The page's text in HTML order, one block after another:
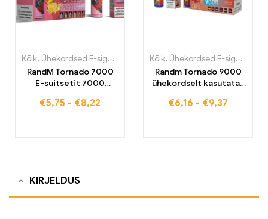
Kõik, Ühekordsed E-sigaretid Ühekordsed e-sigaretid Belgias
RandM Tornado 7000
E-suitsetit 7000
laos
€5,75 - €8,22
Kõik, Ühekordsed E-sigaretid
Randm Tornado 9000
ühekordselt kasutatav
laos
€6,16 - €9,37
KIRJELDUS